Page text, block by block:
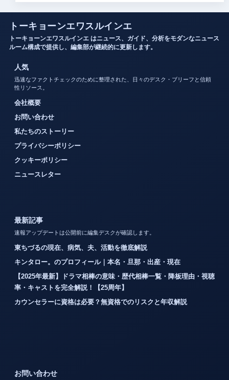
トーキョーンエワスルインエ
トーキョーンエワスルインエ はニュース、ガイド、分析をモダンなニュース
ルーム構成で提供し、編集部が継続的に更新します。
人気
迅速なファクトチェックのために整理された、日々のデスク・ブリーフと信頼
性リソース。
会社概要
お問い合わせ
私たちのストーリー
プライバシーポリシー
クッキーポリシー
ニュースレター
最新記事
速報アップデートは公開前に編集デスクが確認します。
東ちづるの現在、病気、夫、活動を徹底解説
キンタロー。のプロフィール｜本名・旦那・出産・現在
【2025年最新】ドラマ相棒の意味・歴代相棒一覧・降板理由・視聴
率・キャストを完全解説！【25周年】
カウンセラーに資格は必要？無資格でのリスクと年収解説
お問い合わせ